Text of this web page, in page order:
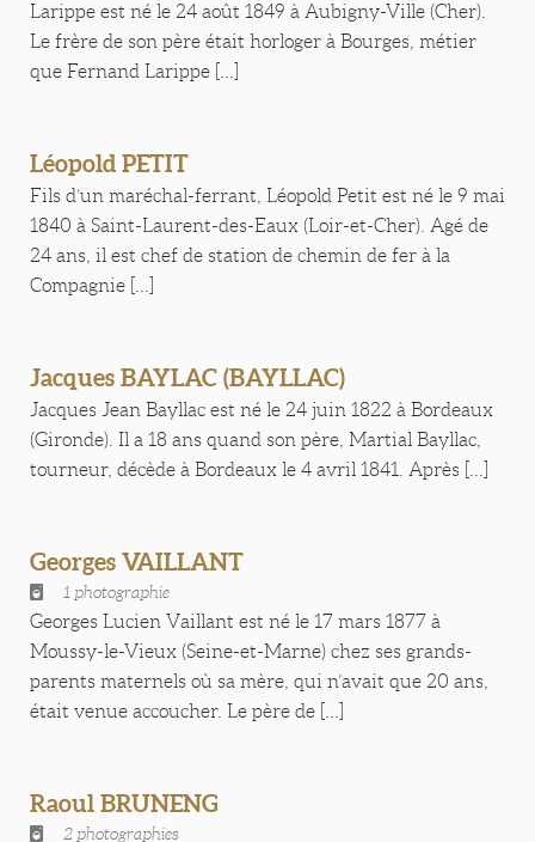
Larippe est né le 24 août 1849 à Aubigny-Ville (Cher).
Le frère de son père était horloger à Bourges, métier
que Fernand Larippe [...]
Léopold PETIT
Fils d’un maréchal-ferrant, Léopold Petit est né le 9 mai
1840 à Saint-Laurent-des-Eaux (Loir-et-Cher). Agé de
24 ans, il est chef de station de chemin de fer à la
Compagnie [...]
Jacques BAYLAC (BAYLLAC)
Jacques Jean Bayllac est né le 24 juin 1822 à Bordeaux
(Gironde). Il a 18 ans quand son père, Martial Bayllac,
tourneur, décède à Bordeaux le 4 avril 1841. Après [...]
Georges VAILLANT
1 photographie
Georges Lucien Vaillant est né le 17 mars 1877 à
Moussy-le-Vieux (Seine-et-Marne) chez ses grands-
parents maternels où sa mère, qui n’avait que 20 ans,
était venue accoucher. Le père de [...]
Raoul BRUNENG
2 photographies